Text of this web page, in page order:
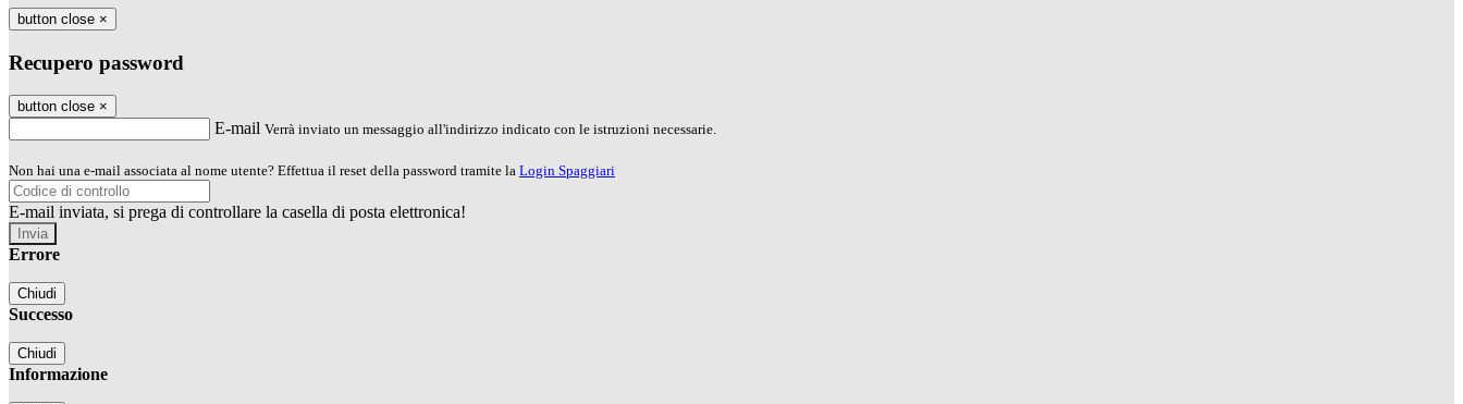
button close ×
Recupero password
button close ×
E-mail Verrà inviato un messaggio all'indirizzo indicato con le istruzioni necessarie.
Non hai una e-mail associata al nome utente? Effettua il reset della password tramite la Login Spaggiari
E-mail inviata, si prega di controllare la casella di posta elettronica!
Errore
Chiudi
Successo
Chiudi
Informazione